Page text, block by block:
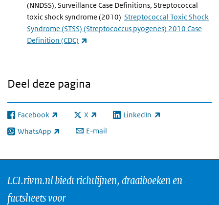
(NNDSS), Surveillance Case Definitions, Streptococcal
toxic shock syndrome (2010) Streptococcal Toxic Shock
Syndrome (STSS) (Streptococcus pyogenes) 2010 Case
Definition (CDC)
Deel deze pagina
Facebook
(externe link) X
(externe link) LinkedIn
(externe link)
WhatsApp
(externe link) E-mail
LCI.rivm.nl biedt richtlijnen, draaiboeken en
factsheets voor